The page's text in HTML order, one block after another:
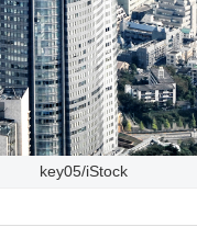
key05/iStock